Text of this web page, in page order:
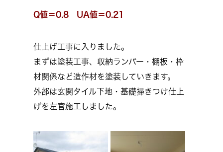
Q値＝0.8 UA値＝0.21
仕上げ工事に入りました。
まずは塗装工事、収納ランバー・棚板・枠
材関係など造作材を塗装していきます。
外部は玄関タイル下地・基礎掃きつけ仕上
げを左官施工しました。